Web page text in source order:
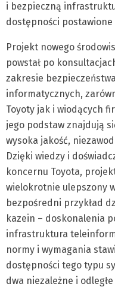
i bezpieczną
dostępności
Projekt nowego
powstał po
zakresie
informatycznych,
Toyoty jak i wiodących
jego podstaw znajdują
wysoka jakość,
Dzięki wiedzy i
koncernu Toyota,
wielokrotnie ulepszony
bezpośredni przykład
kazein – doskonalenia
infrastruktura
normy i wymagania
dostępności tego typu
dwa niezależne i